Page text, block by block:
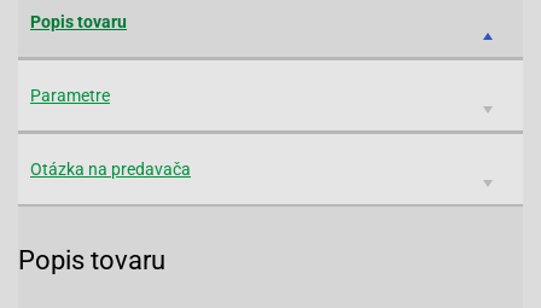
Popis tovaru
Parametre
Otázka na predavača
Popis tovaru